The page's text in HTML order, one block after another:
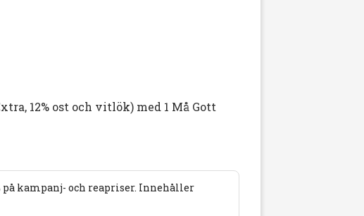
12% ost och vitlök) med 1 Må Gott
på kampanj- och reapriser. Innehåller